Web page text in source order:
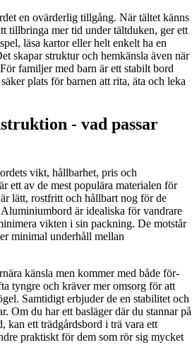
en ovärderlig tillgång. När tältet känns
tillbringa mer tid under tältduken, ger ett
läsa kartor eller helt enkelt ha en
skapar struktur och hemkänsla även när
familjer med barn är ett stabilt bord
plats för barnen att rita, äta och leka
- vad passar
vikt, hållbarhet, pris och
ett av de mest populära materialen för
lätt, rostfritt och hållbart nog för de
är idealiska för vandrare
vikten i sin packning. De motstår
minimal underhåll mellan
känsla men kommer med både för-
tyngre och kräver mer omsorg för att
Samtidigt erbjuder de en stabilitet och
Om du har ett basläger där du stannar på
kan ett trädgårdsbord i trä vara ett
praktiskt för dem som rör sig mycket